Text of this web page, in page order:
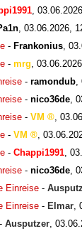
03.06.2026,
- Frankonius
- mrg
- ramondub
- nico36de
- VM
- VM
- Chappi1991
- nico36de
Einreise -
Einreise - Elmar
- Ausputzer